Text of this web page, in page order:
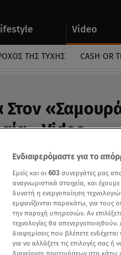
Video
ΤΗΣ ΤΎΧΗΣ CASH OR
Στον
- Video
του δικαστηρίου
Ενδιαφερόμαστε για το
Εμείς και οι 603 συνεργάτες μας
αναγνωριστικά στοιχεία, και
δυνατή η ενεργοποίηση
εμφανίζονται παρακάτω, για τους
την παροχή υπηρεσιών. Αν
τεχνολογίες θα απενεργοποιηθούν.
διαφημίσεις που βλέπετε
για να αλλάξετε τις επιλογές σας